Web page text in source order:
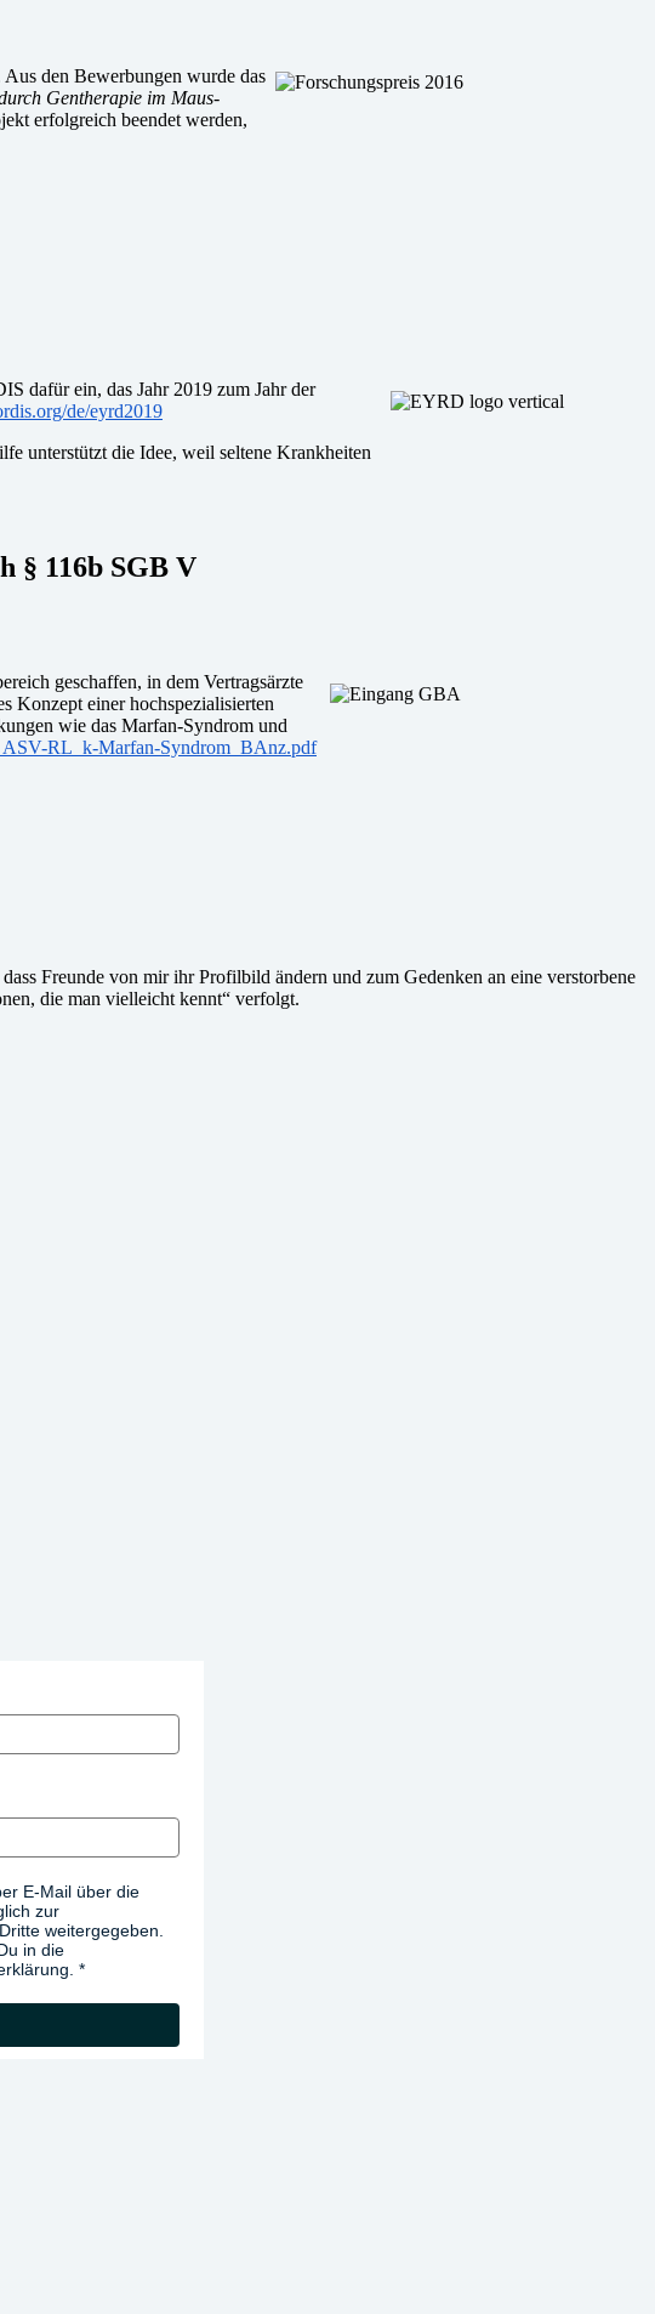
den Bewerbungen wurde das
Gentherapie im Maus-
erfolgreich beendet werden,
dafür ein, das Jahr 2019 zum Jahr der
de/eyrd2019
unterstützt die Idee, weil seltene Krankheiten
§ 116b SGB V
geschaffen, in dem Vertragsärzte
Konzept einer hochspezialisierten
wie das Marfan-Syndrom und
RL_k-Marfan-Syndrom_BAnz.pdf
Freunde von mir ihr Profilbild ändern und zum Gedenken an eine verstorbene
die man vielleicht kennt“ verfolgt.
E-Mail über die
zur
weitergegeben.
in die